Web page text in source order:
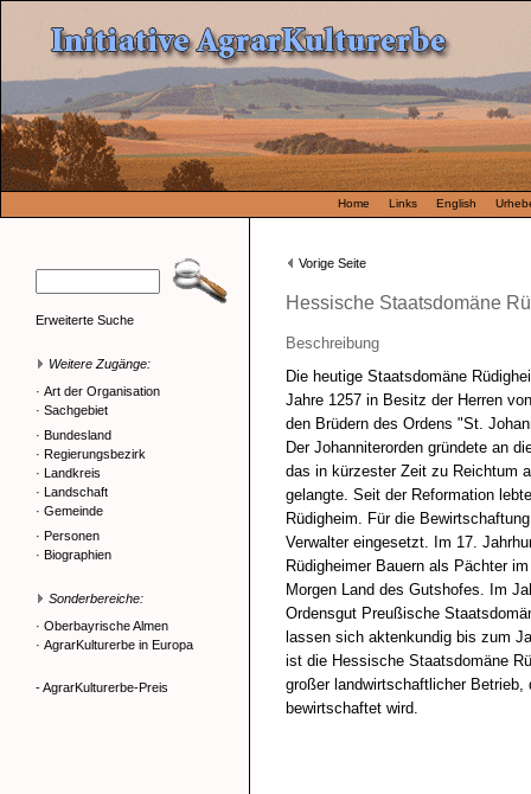
Home Links English
Erweiterte Suche
Weitere Zugänge:
· Art der Organisation
· Sachgebiet
· Bundesland
· Regierungsbezirk
· Landkreis
· Landschaft
· Gemeinde
· Personen
· Biographien
Sonderbereiche:
· Oberbayrische Almen
· AgrarKulturerbe in Europa
- AgrarKulturerbe-Preis
Vorige Seite
Hessische Staatsdomäne
Beschreibung
Die heutige Staatsdomäne
Jahre 1257 in Besitz der Herren
den Brüdern des Ordens "St.
Der Johanniterorden gründete an
das in kürzester Zeit zu Reichtum
gelangte. Seit der Reformation
Rüdigheim. Für die
Verwalter eingesetzt. Im 17.
Rüdigheimer Bauern als Pächter
Morgen Land des Gutshofes. Im
Ordensgut Preußische
lassen sich aktenkundig bis zum
ist die Hessische Staatsdomäne
großer landwirtschaftlicher
bewirtschaftet wird.